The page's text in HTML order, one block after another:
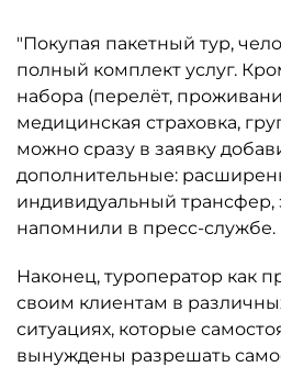
"Покупая пакетный тур,
полный комплект услуг.
набора (перелёт,
медицинская страховка,
можно сразу в заявку
дополнительные:
индивидуальный трансфер,
напомнили в пресс-службе.
Наконец, туроператор как
своим клиентам в
ситуациях, которые
вынуждены разрешать